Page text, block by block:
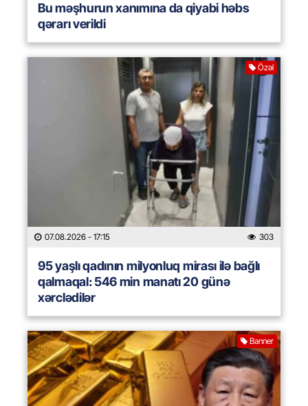
Bu məşhurun xanımına da qiyabi həbs
qərarı verildi
Özəl
07.08.2026 - 17:15 303
95 yaşlı qadının milyonluq mirası ilə bağlı
qalmaqal: 546 min manatı 20 günə
xərclədilər
Banner